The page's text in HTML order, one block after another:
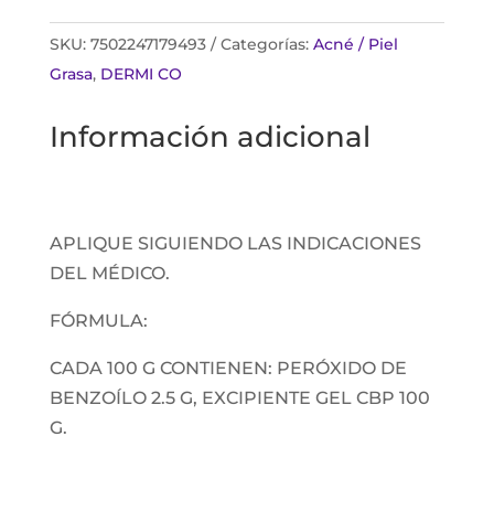
2.5
60
cantidad
SKU: 7502247179493 Categorías: Acné / Piel
Grasa, DERMI CO
Información adicional
APLIQUE SIGUIENDO LAS INDICACIONES
DEL MÉDICO.
FÓRMULA:
CADA 100 G CONTIENEN: PERÓXIDO DE
BENZOÍLO 2.5 G, EXCIPIENTE GEL CBP 100
G.